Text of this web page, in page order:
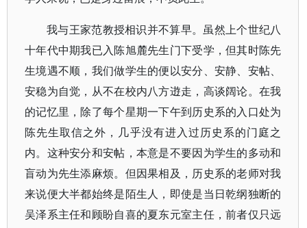
我与王家范教授相识并不算早。虽然上个世纪八
十年代中期我已入陈旭麓先生门下受学，但其时陈先
生境遇不顺，我们做学生的便以安分、安静、安帖、
安稳为自觉，从不在校内八方逰走，高谈阔论。在我
的记忆里，除了每个星期一下午到历史系的入口处为
陈先生取信之外，几乎没有进入过历史系的门庭之
内。这种安分和安帖，本意是不要因为学生的多动和
盲动为先生添麻烦。但因果相及，历史系的老师对我
来说便大半都始终是陌生人，即使是当日乾纲独断的
吴泽系主任和顾盼自喜的夏东元室主任，前者仅只远